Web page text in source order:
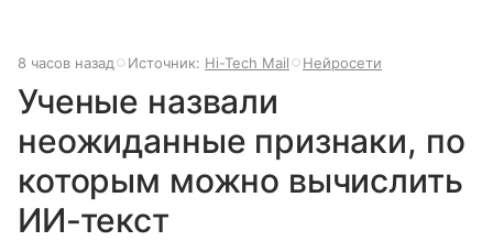
8 часов назад Источник: Hi-Tech Mail Нейросети
Ученые назвали
неожиданные признаки, по
которым можно вычислить
ИИ-текст